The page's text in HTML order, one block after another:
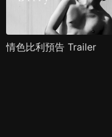
情色比利預告 Trailer